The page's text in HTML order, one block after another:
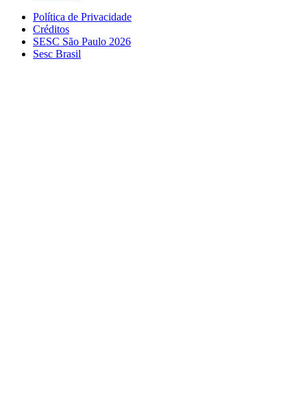
Política de Privacidade
Créditos
SESC São Paulo 2026
Sesc Brasil